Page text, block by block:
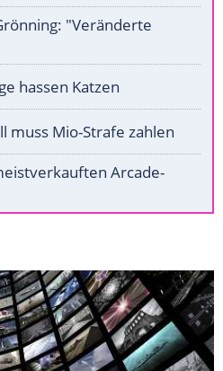
"Veränderte
hassen Katzen
muss Mio-Strafe zahlen
Arcade-